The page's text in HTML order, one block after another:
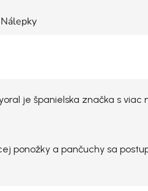
Nálepky
je španielska značka s
ponožky a pančuchy sa